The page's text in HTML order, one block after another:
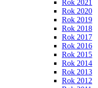
Rok 2021
Rok 2020
Rok 2019
Rok 2018
Rok 2017
Rok 2016
Rok 2015
Rok 2014
Rok 2013
Rok 2012